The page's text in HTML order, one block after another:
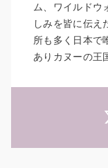
ム、ワイルドウ
しみを皆に伝え
所も多く日本で
ありカヌーの王